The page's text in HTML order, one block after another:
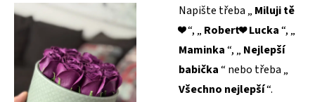
Napište třeba „ Miluji tě
❤️ “, „ Robert❤️ Lucka“, „
Maminka“, „ Nejlepší
babička“ nebo třeba „
Všechno nejlepší“.